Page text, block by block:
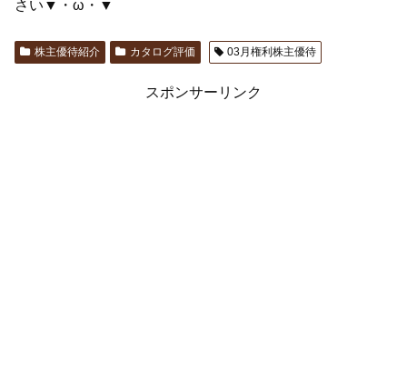
さい▼・ω・▼
株主優待紹介 カタログ評価 03月権利株主優待
スポンサーリンク